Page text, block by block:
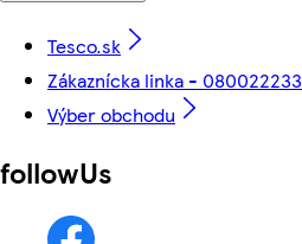
Tesco.sk
Zákaznícka linka -
Výber obchodu
followUs